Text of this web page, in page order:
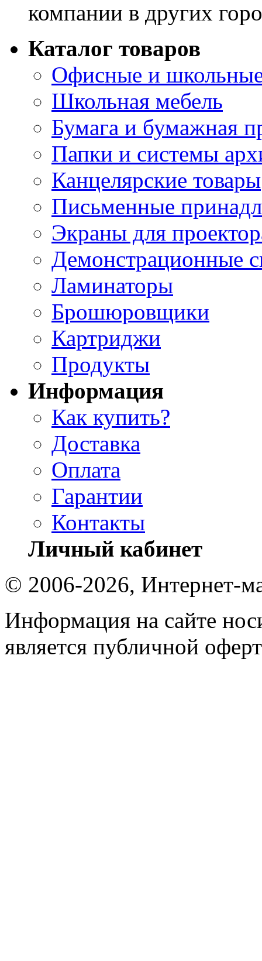
компании в других
Каталог товаров
Офисные и
Школьная мебель
Бумага и бумажная
Папки и системы
Канцелярские товары
Письменные
Экраны для
Демонстрационные
Ламинаторы
Брошюровщики
Картриджи
Продукты
Информация
Как купить?
Доставка
Оплата
Гарантии
Контакты
Личный кабинет
© 2006-2026, Интернет-
Информация на сайте
является публичной